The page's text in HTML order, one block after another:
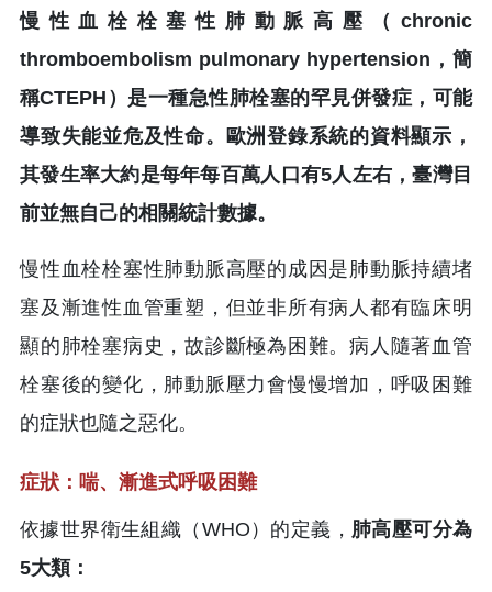
慢性血栓栓塞性肺動脈高壓（chronic
thromboembolism pulmonary hypertension，簡
稱CTEPH）是一種急性肺栓塞的罕見併發症，可能
導致失能並危及性命。歐洲登錄系統的資料顯示，
其發生率大約是每年每百萬人口有5人左右，臺灣目
前並無自己的相關統計數據。
慢性血栓栓塞性肺動脈高壓的成因是肺動脈持續堵
塞及漸進性血管重塑，但並非所有病人都有臨床明
顯的肺栓塞病史，故診斷極為困難。病人隨著血管
栓塞後的變化，肺動脈壓力會慢慢增加，呼吸困難
的症狀也隨之惡化。
症狀：喘、漸進式呼吸困難
依據世界衛生組織（WHO）的定義， 肺高壓可分為
5大類：